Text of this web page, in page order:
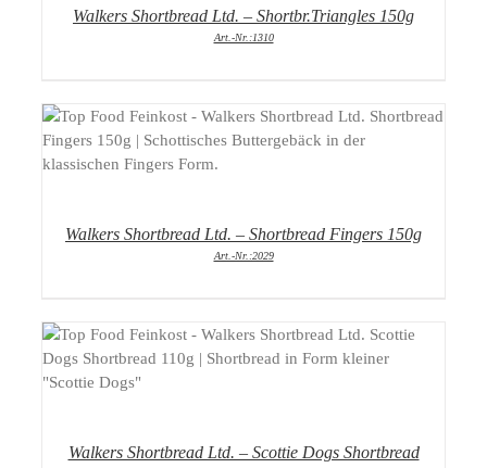
Walkers Shortbread Ltd. – Shortbr.Triangles 150g
Art.-Nr.:1310
DETAILS
Walkers Shortbread Ltd. – Shortbread Fingers 150g
Art.-Nr.:2029
Walkers Shortbread Ltd. – Scottie Dogs Shortbread